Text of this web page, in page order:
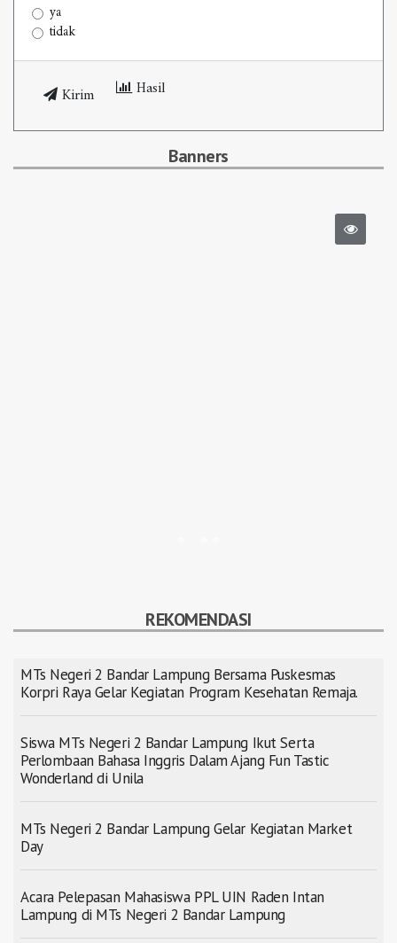
ya
tidak
Kirim Hasil
Banners
REKOMENDASI
MTs Negeri 2 Bandar Lampung Bersama Puskesmas
Korpri Raya Gelar Kegiatan Program Kesehatan Remaja.
Siswa MTs Negeri 2 Bandar Lampung Ikut Serta
Perlombaan Bahasa Inggris Dalam Ajang Fun Tastic
Wonderland di Unila
MTs Negeri 2 Bandar Lampung Gelar Kegiatan Market
Day
Acara Pelepasan Mahasiswa PPL UIN Raden Intan
Lampung di MTs Negeri 2 Bandar Lampung